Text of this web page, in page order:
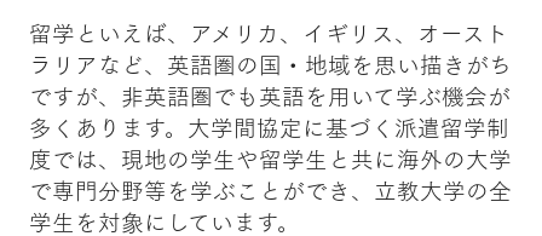
留学といえば、アメリカ、イギリス、オースト
ラリアなど、英語圏の国・地域を思い描きがち
ですが、非英語圏でも英語を用いて学ぶ機会が
多くあります。大学間協定に基づく派遣留学制
度では、現地の学生や留学生と共に海外の大学
で専門分野等を学ぶことができ、立教大学の全
学生を対象にしています。